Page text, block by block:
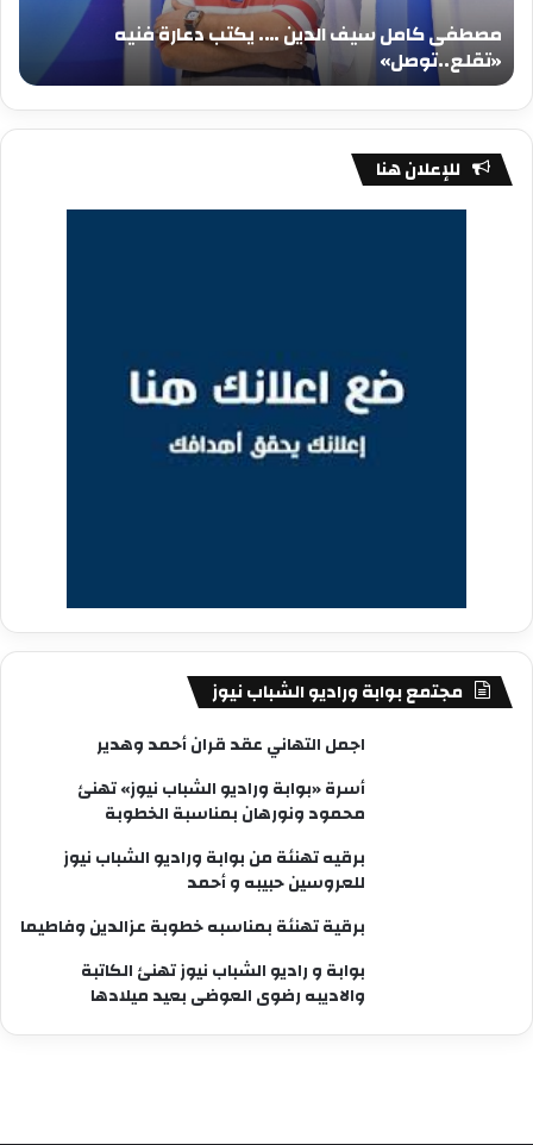
«تقلع..توصل»
مصطفى كامل سيف الدين …. يكتب دعارة فنيه
«تقلع..توصل»
للإعلان هنا
مجتمع بوابة وراديو الشباب نيوز
اجمل التهاني عقد قران أحمد وهدير
أسرة «بوابة وراديو الشباب نيوز» تهنئ
محمود ونورهان بمناسبة الخطوبة
برقيه تهنئة من بوابة وراديو الشباب نيوز
للعروسين حبيبه و أحمد
برقية تهنئة بمناسبه خطوبة عزالدين وفاطيما
بوابة و راديو الشباب نيوز تهنئ الكاتبة
والاديبه رضوى العوضى بعيد ميلادها